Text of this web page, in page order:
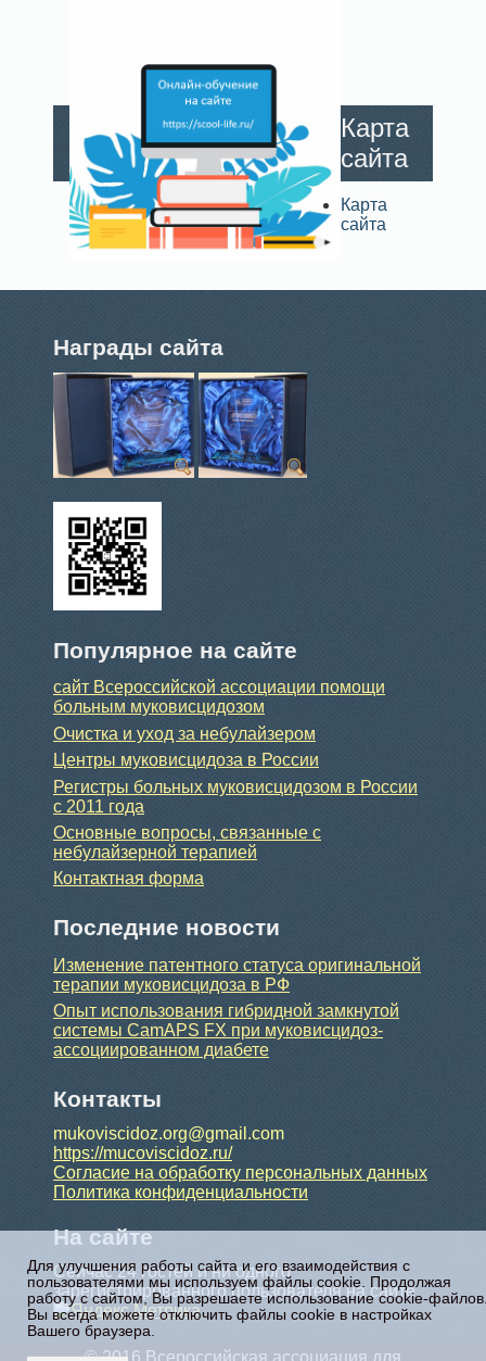
Карта
сайта
Карта
сайта
Награды сайта
Популярное на сайте
сайт Всероссийской ассоциации помощи
больным муковисцидозом
Очистка и уход за небулайзером
Центры муковисцидоза в России
Регистры больных муковисцидозом в России
с 2011 года
Основные вопросы, связанные с
небулайзерной терапией
Контактная форма
Последние новости
Изменение патентного статуса оригинальной
терапии муковисцидоза в РФ
Опыт использования гибридной замкнутой
системы CamAPS FX при муковисцидоз-
ассоциированном диабете
Контакты
mukoviscidoz.org@gmail.com
https://mucoviscidoz.ru/
Согласие на обработку персональных данных
Политика конфиденциальности
На сайте
Сейчас 24 гостей и ни одного
зарегистрированного пользователя на сайте
© 2016 Всероссийская ассоциация для
Для улучшения работы сайта и его взаимодействия с
пользователями мы используем файлы cookie. Продолжая
работу с сайтом, Вы разрешаете использование cookie-
Вы всегда можете отключить файлы cookie в настройках
Вашего браузера.